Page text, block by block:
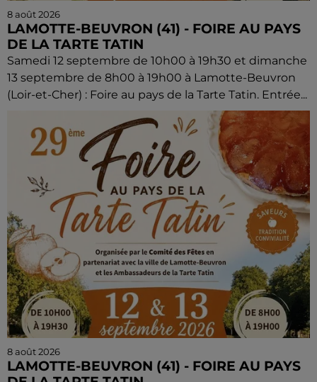
8 août 2026
LAMOTTE-BEUVRON (41) - FOIRE AU PAYS
DE LA TARTE TATIN
Samedi 12 septembre de 10h00 à 19h30 et dimanche
13 septembre de 8h00 à 19h00 à Lamotte-Beuvron
(Loir-et-Cher) : Foire au pays de la Tarte Tatin. Entrée...
8 août 2026
LAMOTTE-BEUVRON (41) - FOIRE AU PAYS